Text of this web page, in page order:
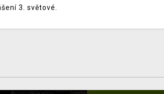
3. světové.